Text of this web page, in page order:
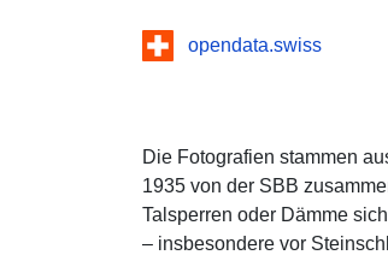
opendata.swiss
Die Fotografien stammen
1935 von der SBB
Talsperren oder Dämme
– insbesondere vor